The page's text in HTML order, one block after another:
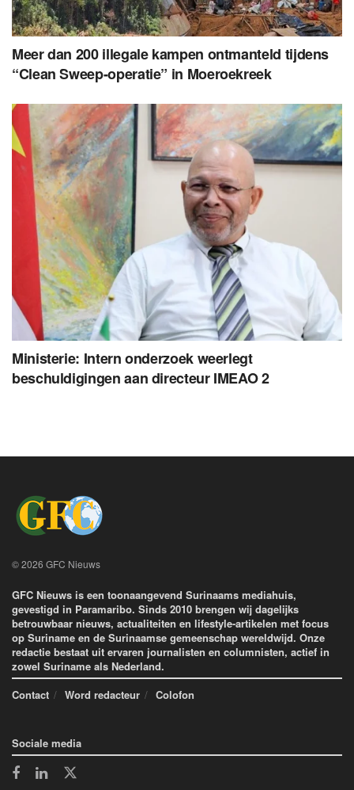
Meer dan 200 illegale kampen ontmanteld tijdens
“Clean Sweep-operatie” in Moeroekreek
Ministerie: Intern onderzoek weerlegt
beschuldigingen aan directeur IMEAO 2
© 2026 GFC Nieuws
GFC Nieuws is een toonaangevend Surinaams mediahuis,
gevestigd in Paramaribo. Sinds 2010 brengen wij dagelijks
betrouwbaar nieuws, actualiteiten en lifestyle-artikelen met focus
op Suriname en de Surinaamse gemeenschap wereldwijd. Onze
redactie bestaat uit ervaren journalisten en columnisten, actief in
zowel Suriname als Nederland.
Contact
Word redacteur Colofon
Sociale media